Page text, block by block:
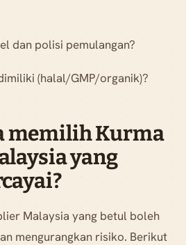
dan polisi pemulangan?
(halal/GMP/organik)?
memilih Kurma
yang
Malaysia yang betul boleh
mengurangkan risiko. Berikut